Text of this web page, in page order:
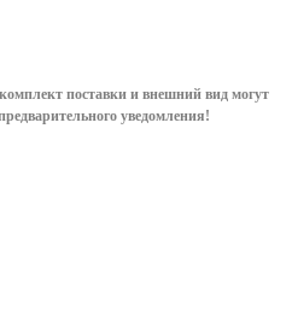
поставки и внешний вид могут
уведомления!